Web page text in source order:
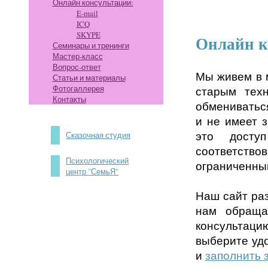
Онлайн консультации:
E-mail
ICQ
SKYPE
Семинары и тренинги
Мастер-класс
Вопрос-ответ
Статьи и материалы
Фотогаллерея
Контакты
Сказочная студия
Психологический
центр "СемьЯ"
Онлайн
Мы живем в
старым
и не имеет
это
Наш сайт
нам
выберите
и заполнить